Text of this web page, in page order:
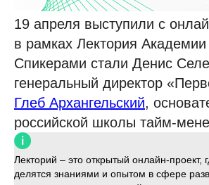
19 апреля выступили с
в рамках Лектория Академии
Спикерами стали Денис
генеральный директор
Глеб Архангельский,
российской школы тайм-
Лекторий – это открытый онлайн-проект,
делятся знаниями и опытом в сфере